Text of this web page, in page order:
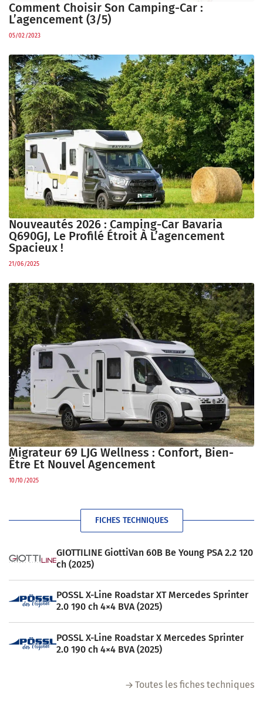
Comment Choisir Son Camping-Car :
L’agencement (3/5)
05/02/2023
Nouveautés 2026 : Camping-Car Bavaria
Q690GJ, Le Profilé Étroit À L’agencement
Spacieux !
21/06/2025
Migrateur 69 LJG Wellness : Confort, Bien-
Être Et Nouvel Agencement
10/10/2025
FICHES TECHNIQUES
GIOTTILINE GiottiVan 60B Be Young PSA 2.2 120
ch (2025)
POSSL X-Line Roadstar XT Mercedes Sprinter
2.0 190 ch 4×4 BVA (2025)
POSSL X-Line Roadstar X Mercedes Sprinter
2.0 190 ch 4×4 BVA (2025)
Toutes les fiches techniques